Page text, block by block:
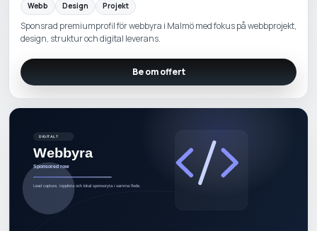
Webb Design Projekt
Sponsrad premiumprofil för webbyra i Malmö med fokus på webbprojekt,
design, struktur och digital leverans.
Be om offert